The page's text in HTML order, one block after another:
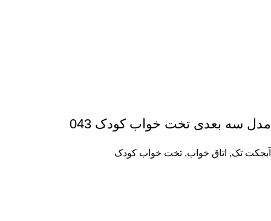
مدل سه بعدی تخت خواب کودک 043
آبجکت تک, اتاق خواب, تخت خواب کودک